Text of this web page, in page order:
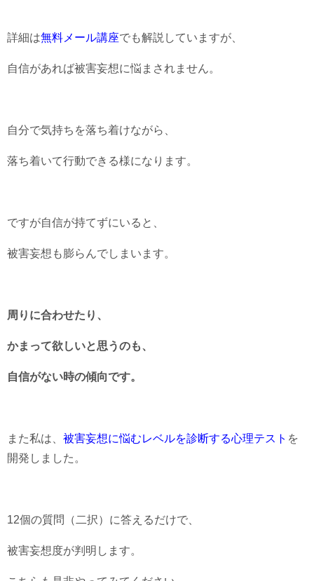
詳細は無料メール講座でも解説していますが、
自信があれば被害妄想に悩まされません。
自分で気持ちを落ち着けながら、
落ち着いて行動できる様になります。
ですが自信が持てずにいると、
被害妄想も膨らんでしまいます。
周りに合わせたり、
かまって欲しいと思うのも、
自信がない時の傾向です。
また私は、 被害妄想に悩むレベルを診断する心理テスト を
開発しました。
12個の質問（二択）に答えるだけで、
被害妄想度が判明します。